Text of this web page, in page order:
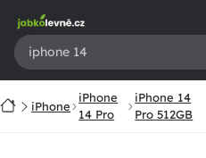
obsah
DomůiPhone
iPhone
14 Pro
iPhone 14
Pro 512GB